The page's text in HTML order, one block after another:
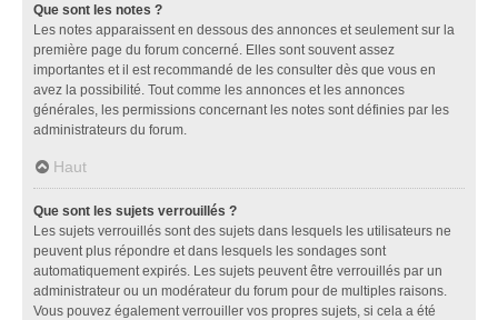
Que sont les notes ?
Les notes apparaissent en dessous des annonces et seulement sur la
première page du forum concerné. Elles sont souvent assez
importantes et il est recommandé de les consulter dès que vous en
avez la possibilité. Tout comme les annonces et les annonces
générales, les permissions concernant les notes sont définies par les
administrateurs du forum.
Haut
Que sont les sujets verrouillés ?
Les sujets verrouillés sont des sujets dans lesquels les utilisateurs ne
peuvent plus répondre et dans lesquels les sondages sont
automatiquement expirés. Les sujets peuvent être verrouillés par un
administrateur ou un modérateur du forum pour de multiples raisons.
Vous pouvez également verrouiller vos propres sujets, si cela a été